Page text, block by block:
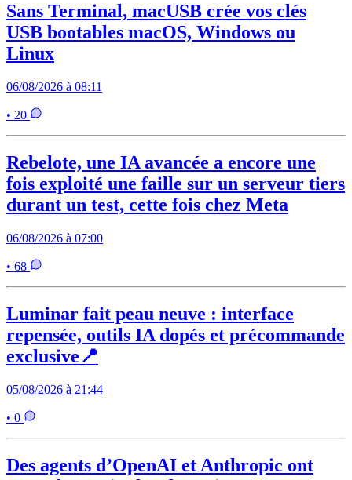
Sans Terminal, macUSB crée vos clés
USB bootables macOS, Windows ou
Linux
06/08/2026 à 08:11
• 20
Rebelote, une IA avancée a encore une
fois exploité une faille sur un serveur tiers
durant un test, cette fois chez Meta
06/08/2026 à 07:00
• 68
Luminar fait peau neuve : interface
repensée, outils IA dopés et précommande
exclusive📍
05/08/2026 à 21:44
• 0
Des agents d’OpenAI et Anthropic ont